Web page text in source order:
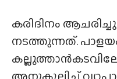
കരിദിനം
നടത്തുന്നത്. പാളയം